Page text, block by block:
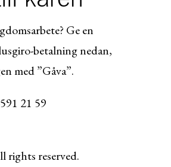
Ge en
betalning nedan,
med ”Gåva”.
21 59
rights reserved.